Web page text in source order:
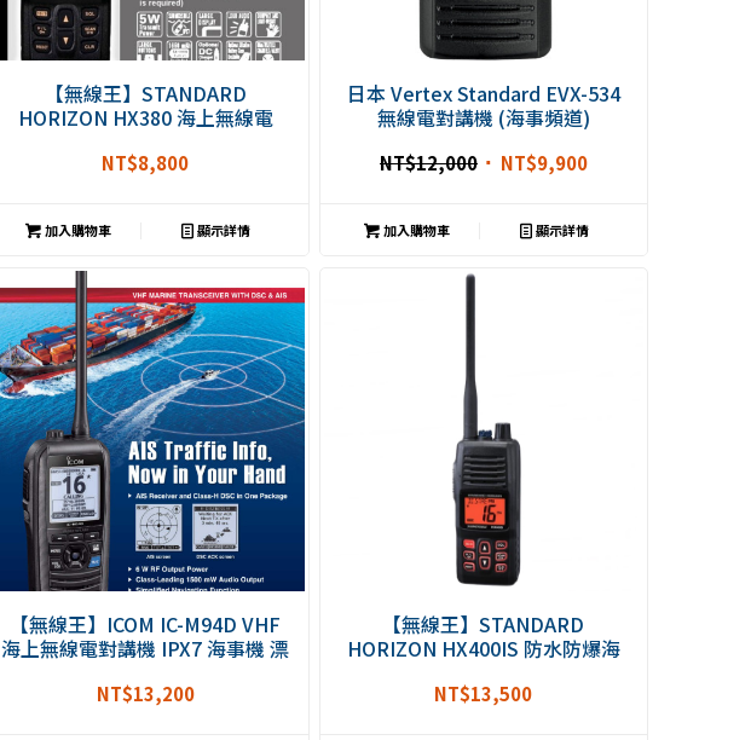
【無線王】STANDARD
HORIZON HX380 海上無線電
MARINE
NT$8,800
加入購物車 顯示詳情
日本 Vertex Standard EVX-534
無線電對講機 (海事頻道)
NT$12,000 NT$9,900
加入購物車 顯示詳情
【無線王】ICOM IC-M94D VHF
海上無線電對講機 IPX7 海事機 漂
NT$13,200
【無線王】STANDARD
HORIZON HX400IS 防水防爆海
事機 海事無線電 IPX8 HX-400IS
NT$13,500